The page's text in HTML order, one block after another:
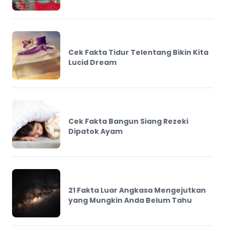
Cek Fakta Tidur Telentang Bikin Kita
Lucid Dream
Cek Fakta Bangun Siang Rezeki
Dipatok Ayam
21 Fakta Luar Angkasa Mengejutkan
yang Mungkin Anda Belum Tahu